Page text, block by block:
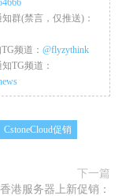
群(禁言，仅推送)：
频道： @flyzythink
TG频道：
CstoneCloud促销
下一篇
港服务器上新促销：